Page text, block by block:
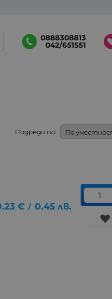
0888308813
042/651551
Подреди по:
€ / 0.45 лв.